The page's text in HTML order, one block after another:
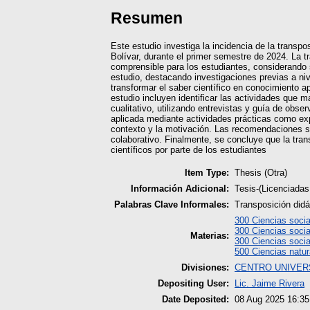
Resumen
Este estudio investiga la incidencia de la
Bolívar, durante el primer semestre de 2024. La
comprensible para los estudiantes,
estudio, destacando investigaciones previas a
transformar el saber científico en conocimiento
estudio incluyen identificar las actividades que
cualitativo, utilizando entrevistas y guía de
aplicada mediante actividades prácticas como
contexto y la motivación. Las recomendaciones
colaborativo. Finalmente, se concluye que la
científicos por parte de los estudiantes
Item Type: Thesis (Otra)
Información Adicional: Tesis-
Palabras Clave Informales: Transposición
Materias:
300 Ciencias
300 Ciencias
300 Ciencias
500 Ciencias
Divisiones: CENTRO
Depositing User:
Lic. Jaime Rivera
Date Deposited: 08 Aug 2025 16:35